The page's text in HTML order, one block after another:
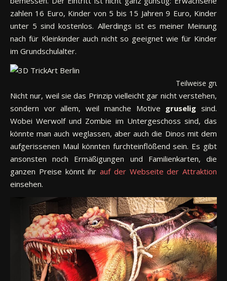
zahlen 16 Euro, Kinder von 5 bis 15 Jahren 9 Euro, Kinder
unter 5 sind kostenlos. Allerdings ist es meiner Meinung
nach für Kleinkinder auch nicht so geeignet wie für Kinder
im Grundschulalter.
Teilweise
Nicht nur, weil sie das Prinzip vielleicht gar nicht verstehen,
sondern vor allem, weil manche Motive gruselig sind.
Wobei Werwolf und Zombie im Untergeschoss sind, das
könnte man auch weglassen, aber auch die Dinos mit dem
aufgerissenen Maul könnten furchteinflößend sein. Es gibt
ansonsten noch Ermäßigungen und Familienkarten, die
ganzen Preise könnt ihr auf der Webseite der Attraktion
einsehen.